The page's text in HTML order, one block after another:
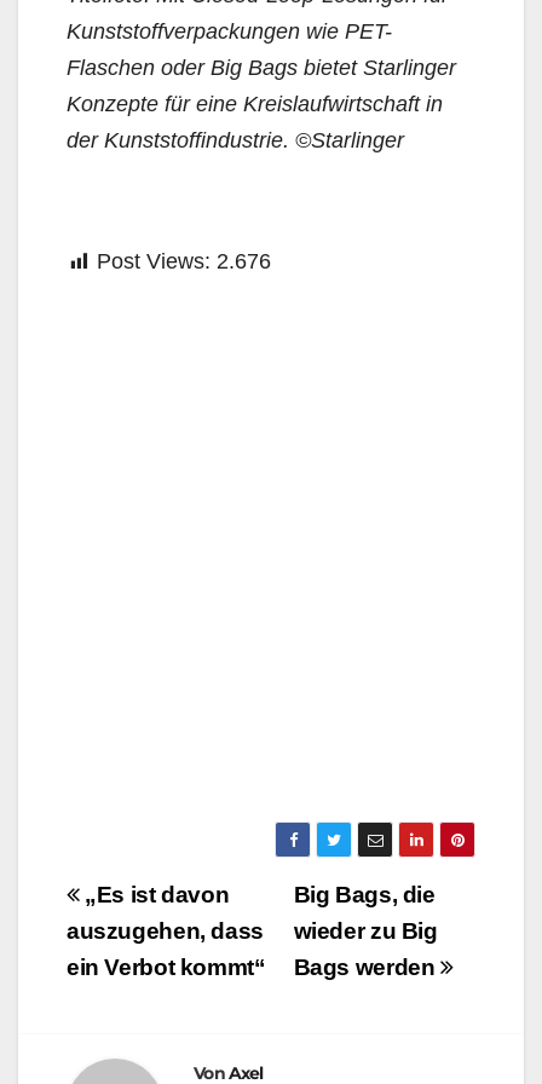
Kunststoffverpackungen wie PET-
Flaschen oder Big Bags bietet Starlinger
Konzepte für eine Kreislaufwirtschaft in
der Kunststoffindustrie. ©Starlinger
Post Views: 2.676
Beitragsnavigation
Big Bags, die
wieder zu Big
Bags werden
„Es ist davon
auszugehen, dass
ein Verbot kommt“
VonAxel